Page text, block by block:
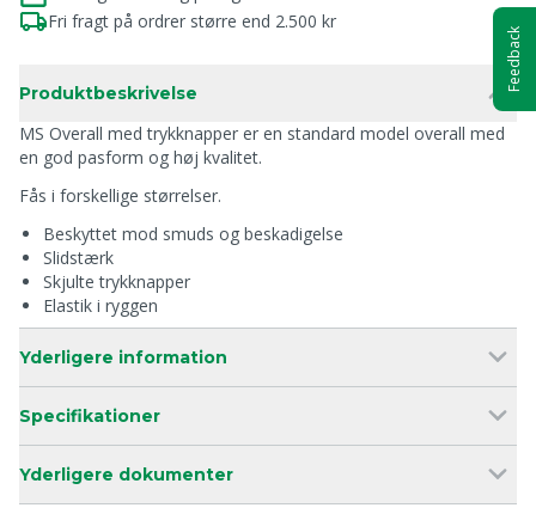
Fri fragt på ordrer større end 2.500 kr
Produktbeskrivelse
MS Overall med trykknapper er en standard model overall med
en god pasform og høj kvalitet.
Fås i forskellige størrelser.
Beskyttet mod smuds og beskadigelse
Slidstærk
Skjulte trykknapper
Elastik i ryggen
Yderligere information
Specifikationer
Yderligere dokumenter
Feedback